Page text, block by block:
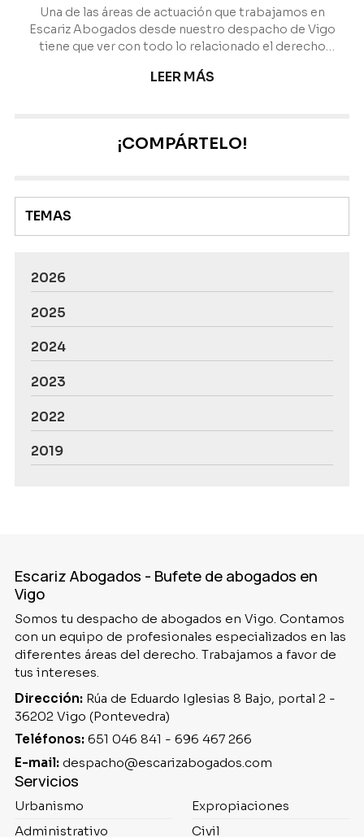
TEMAS
Una de las áreas de actuación que trabajamos en
Escariz Abogados desde nuestro despacho de Vigo
tiene que ver con todo lo relacionado el derecho
encontramos uno que vertebra todo lo que tiene que
documento en el que queda plasmado cómo se van a
gestionar los espacios de un territorio y sirve para
LEER MÁS
¡COMPÁRTELO!
2026
2025
2024
2023
2022
2019
Escariz Abogados - Bufete de abogados en
Vigo
Somos tu despacho de abogados en Vigo. Contamos
con un equipo de profesionales especializados en las
diferentes áreas del derecho. Trabajamos a favor de
tus intereses.
Dirección: Rúa de Eduardo Iglesias 8 Bajo, portal 2 -
36202 Vigo (Pontevedra)
Teléfonos: 651 046 841 - 696 467 266
E-mail: despacho@escarizabogados.com
Servicios
Urbanismo
Expropiaciones
Administrativo
Civil